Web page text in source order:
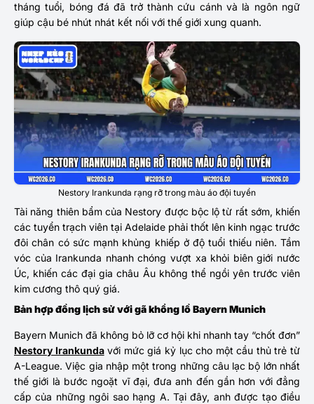
tháng tuổi, bóng đá đã trở thành cứu cánh và là ngôn ngữ
giúp cậu bé nhút nhát kết nối với thế giới xung quanh.
Nestory Irankunda rạng rỡ trong màu áo đội tuyển
Tài năng thiên bẩm của Nestory được bộc lộ từ rất sớm, khiến
các tuyển trạch viên tại Adelaide phải thốt lên kinh ngạc trước
đôi chân có sức mạnh khủng khiếp ở độ tuổi thiếu niên. Tầm
vóc của Irankunda nhanh chóng vượt xa khỏi biên giới nước
Úc, khiến các đại gia châu Âu không thể ngồi yên trước viên
kim cương thô quý giá.
Bản hợp đồng lịch sử với gã khổng lồ Bayern Munich
Bayern Munich đã không bỏ lỡ cơ hội khi nhanh tay “chốt đơn”
Nestory Irankundavới mức giá kỷ lục cho một cầu thủ trẻ từ
A-League. Việc gia nhập một trong những câu lạc bộ lớn nhất
thế giới là bước ngoặt vĩ đại, đưa anh đến gần hơn với đẳng
cấp của những ngôi sao hạng A. Tại đây, anh được tạo điều